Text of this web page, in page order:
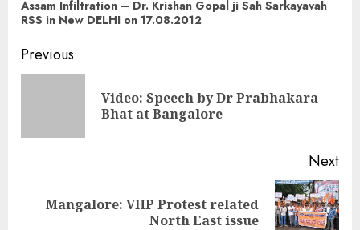
Assam Infiltration – Dr. Krishan Gopal ji Sah Sarkayavah
RSS in New DELHI on 17.08.2012
Continue
Reading
Previous
Video: Speech by Dr Prabhakara
Bhat at Bangalore
Next
NextMangalore: VHP Protest related
North East issue